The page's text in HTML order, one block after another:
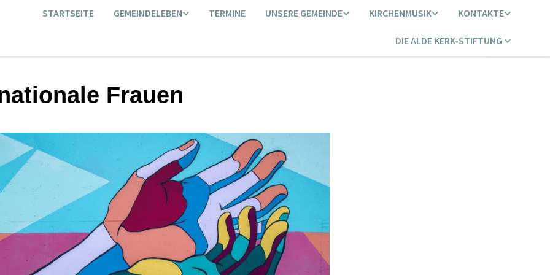
STARTSEITE GEMEINDELEBEN TERMINE UNSERE GEMEINDE KIRCHENMUSIK KONTAKTE
DIE ALDE KERK-STIFTUNG
Frauen